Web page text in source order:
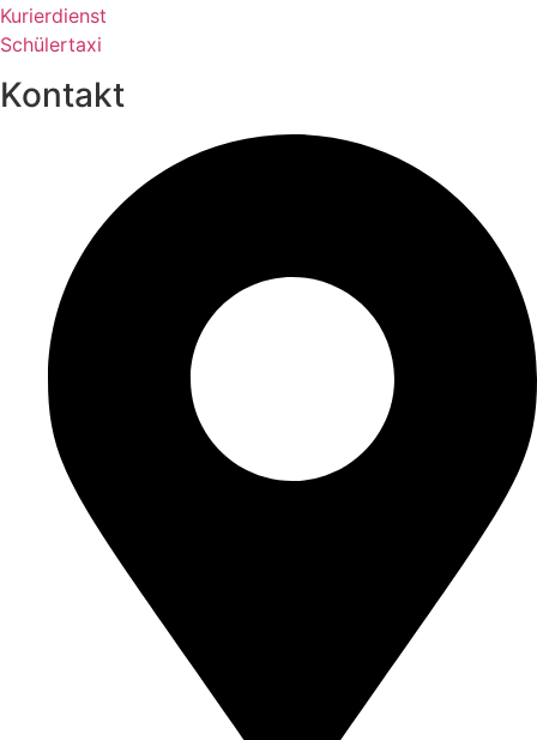
Kurierdienst
Schülertaxi
Kontakt